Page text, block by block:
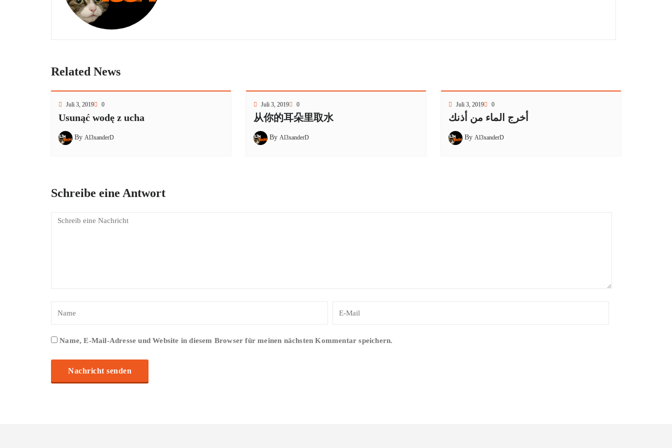
Related News
Juli 3, 2019 0
Usunąć wodę z ucha
By Al3xanderD
Juli 3, 2019 0
从你的耳朵里取水
By Al3xanderD
Juli 3, 2019 0
أخرج الماء من أذنك
By Al3xanderD
Schreibe eine Antwort
Name, E-Mail-Adresse und Website in diesem Browser für meinen nächsten Kommentar speichern.